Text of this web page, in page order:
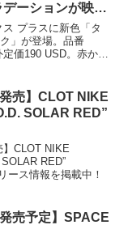
ーションが映え
プラスに新色「タ
」が登場。品番
価190 USD。赤から
売】CLOT NIKE
SOLAR RED”
】CLOT NIKE
RED”
ース情報を掲載中！
売予定】SPACE